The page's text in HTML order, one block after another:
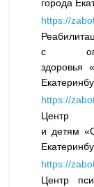
города
https://
с
здоровья
https://
Центр
и детям
https://
Центр